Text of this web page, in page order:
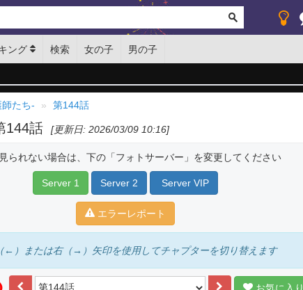
ング 検索 女の子 男の子
たち- 第144話
144話 [更新日: 2026/03/09 10:16]
られない場合は、下の「フォトサーバー」を変更してください
Server 1 Server 2 Server VIP
エラーレポート
←）または右（→）矢印を使用してチャプターを切り替えます